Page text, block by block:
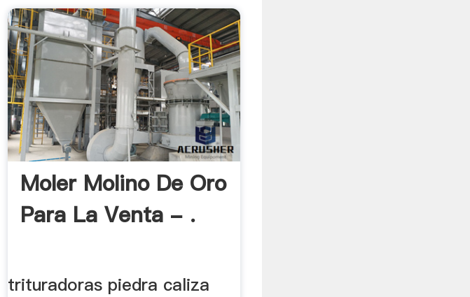
Moler Molino De Oro
Para La Venta - .
trituradoras piedra caliza